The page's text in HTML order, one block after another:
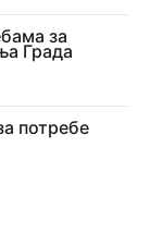
за
Града
потребе